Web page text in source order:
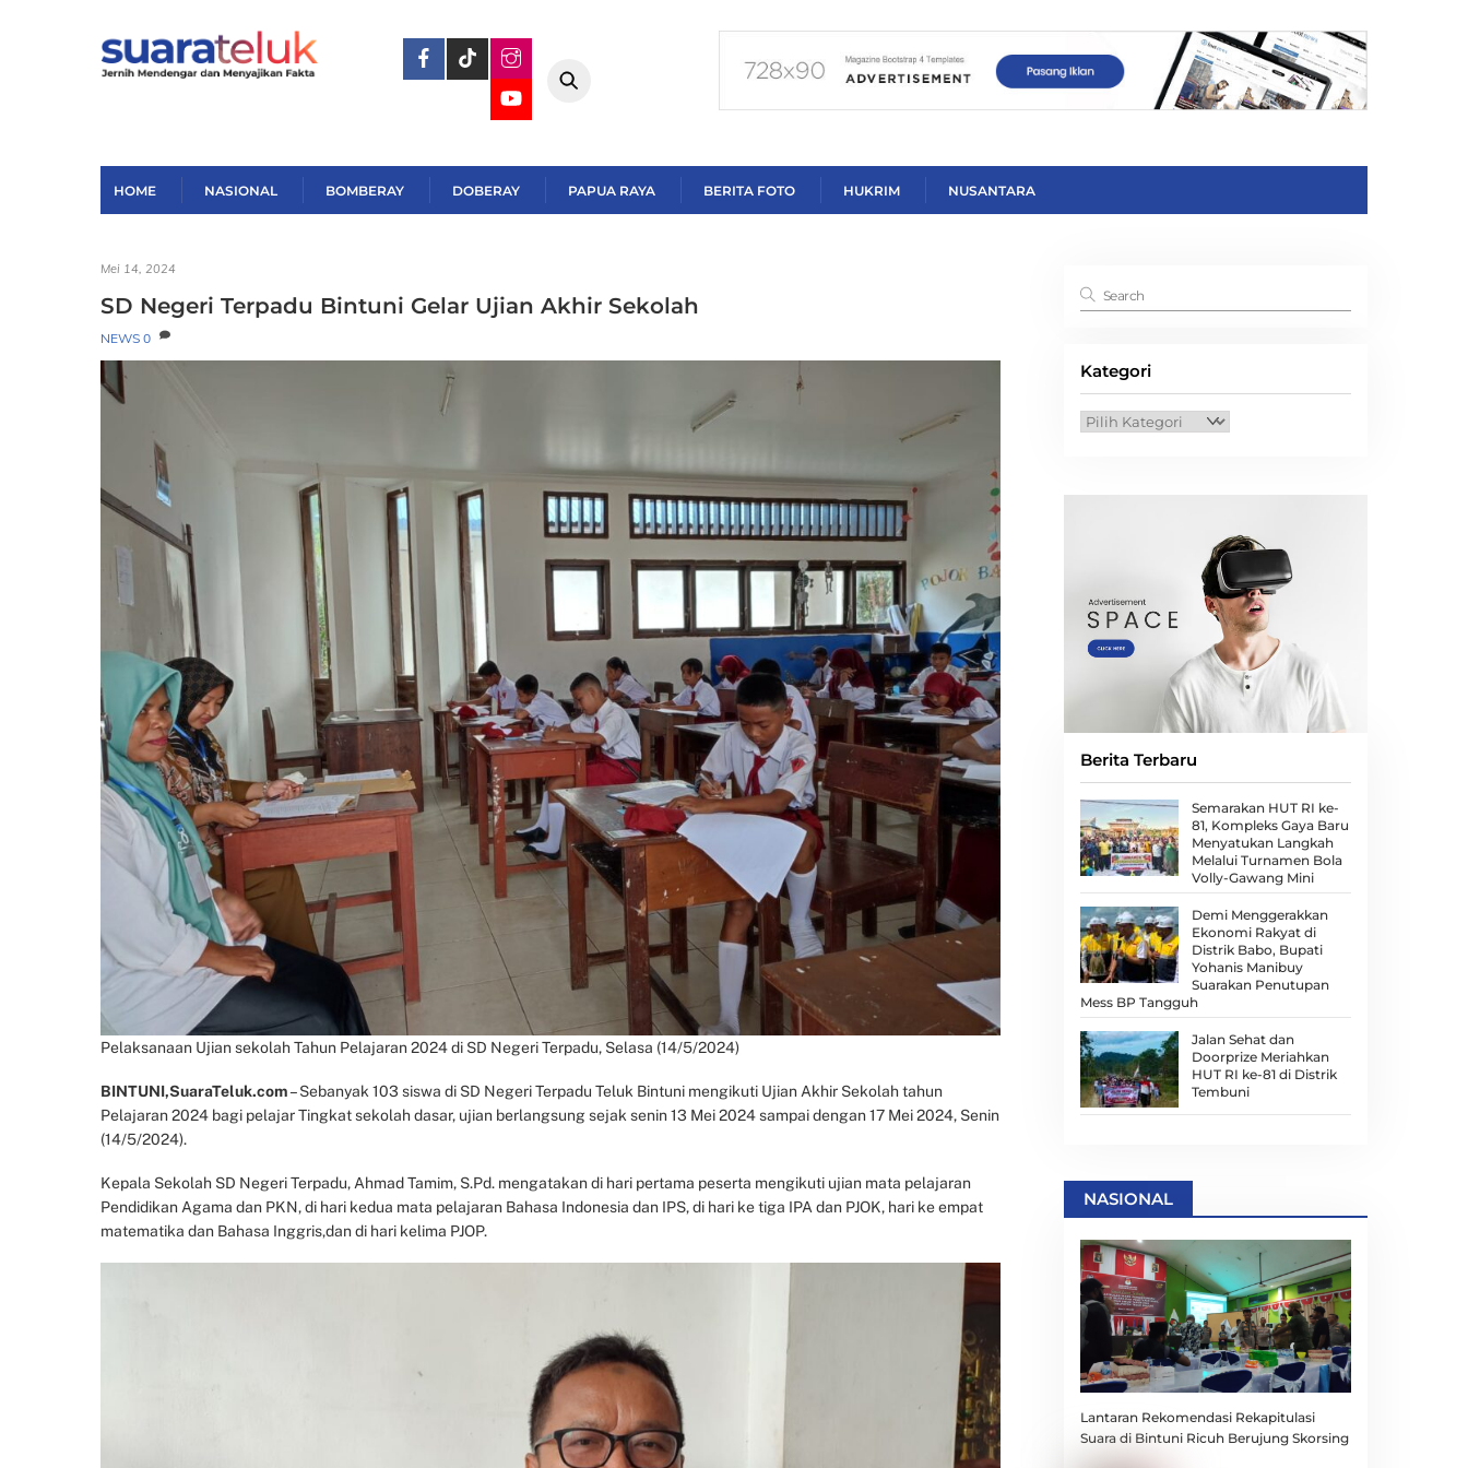
HOME NASIONAL BOMBERAY DOBERAY PAPUA RAYA BERITA FOTO HUKRIM NUSANTARA
Mei 14, 2024
SD Negeri Terpadu Bintuni Gelar Ujian Akhir Sekolah
NEWS 0
Pelaksanaan Ujian sekolah Tahun Pelajaran 2024 di SD Negeri Terpadu, Selasa (14/5/2024)
BINTUNI,SuaraTeluk.com– Sebanyak 103 siswa di SD Negeri Terpadu Teluk Bintuni mengikuti Ujian Akhir Sekolah tahun
Pelajaran 2024 bagi pelajar Tingkat sekolah dasar, ujian berlangsung sejak senin 13 Mei 2024 sampai dengan 17 Mei 2024, Senin
(14/5/2024).
Kepala Sekolah SD Negeri Terpadu, Ahmad Tamim, S.Pd. mengatakan di hari pertama peserta mengikuti ujian mata pelajaran
Pendidikan Agama dan PKN, di hari kedua mata pelajaran Bahasa Indonesia dan IPS, di hari ke tiga IPA dan PJOK, hari ke empat
matematika dan Bahasa Inggris,dan di hari kelima PJOP.
Kategori
Kategori
Berita Terbaru
Semarakan HUT RI ke-
81, Kompleks Gaya Baru
Menyatukan Langkah
Melalui Turnamen Bola
Volly-Gawang Mini
Demi Menggerakkan
Ekonomi Rakyat di
Distrik Babo, Bupati
Yohanis Manibuy
Suarakan Penutupan
Mess BP Tangguh
Jalan Sehat dan
Doorprize Meriahkan
HUT RI ke-81 di Distrik
Tembuni
NASIONAL
Lantaran Rekomendasi Rekapitulasi
Suara di Bintuni Ricuh Berujung Skorsing